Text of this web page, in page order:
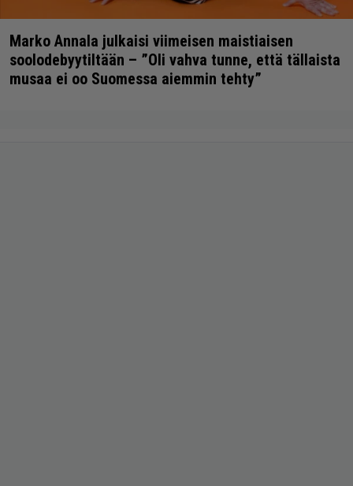
Marko Annala julkaisi viimeisen maistiaisen
soolodebyytiltään – ”Oli vahva tunne, että tällaista
musaa ei oo Suomessa aiemmin tehty”